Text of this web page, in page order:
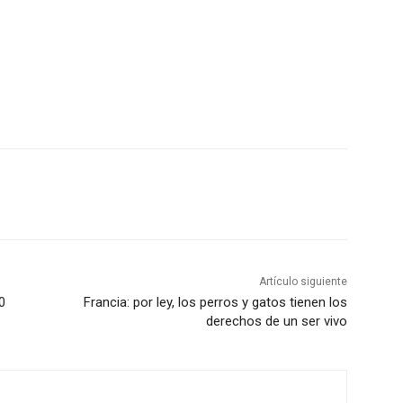
Artículo siguiente
Francia: por ley, los perros y gatos tienen los
derechos de un ser vivo